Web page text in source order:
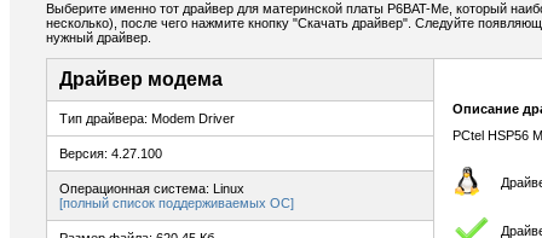
Выберите именно тот драйвер для материнской платы P6BAT-Me, который
несколько), после чего нажмите кнопку "Скачать драйвер". Следуйте
нужный драйвер.
Драйвер модема
Тип драйвера: Modem Driver
Версия: 4.27.100
Операционная система: Linux
[полный список поддерживаемых ОС]
Описание
PCtel HSP56